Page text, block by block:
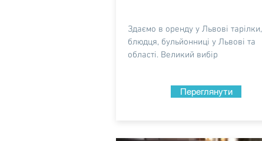
Здаємо в оренду у Львові тарілки,
блюдця, бульйонниці у Львові та
області. Великий вибір
Переглянути